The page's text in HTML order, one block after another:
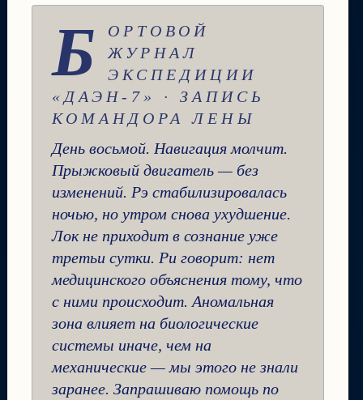
Б
ОРТОВОЙ
ЖУРНАЛ
ЭКСПЕДИЦИИ
«ДАЭН-7» · ЗАПИСЬ
КОМАНДОРА ЛЕНЫ
День восьмой. Навигация молчит.
Прыжковый двигатель — без
изменений. Рэ стабилизировалась
ночью, но утром снова ухудшение.
Лок не приходит в сознание уже
третьи сутки. Ри говорит: нет
медицинского объяснения тому, что
с ними происходит. Аномальная
зона влияет на биологические
системы иначе, чем на
механические — мы этого не знали
заранее. Запрашиваю помощь по